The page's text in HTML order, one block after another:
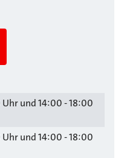
und 14:00 - 18:00
und 14:00 - 18:00